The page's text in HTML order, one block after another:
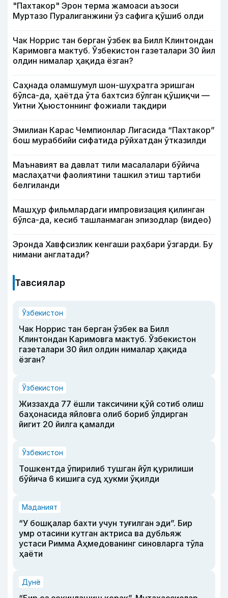
"Пахтакор" Эрон терма жамоаси аъзоси
Муртазо Пуралиганжини ўз сафига қўшиб олди
Чак Норрис тан берган ўзбек ва Билл Клинтондан
Каримовга мактуб. Ўзбекистон газеталари 30 йил
олдин нималар ҳақида ёзган?
Саҳнада оламшумул шон-шуҳратга эришган
бўлса-да, ҳаётда ўта бахтсиз бўлган қўшиқчи —
Уитни Ҳьюстоннинг фожиали тақдири
Эмилиан Карас Чемпионлар Лигасида “Пахтакор”
бош мураббийи сифатида рўйхатдан ўтказилди
Маънавият ва давлат тили масалалари бўйича
маслаҳатчи фаолиятини ташкил этиш тартиби
белгиланди
Машҳур фильмлардаги импровизация қилинган
бўлса-да, кесиб ташланмаган эпизодлар (видео)
Эронда Хавфсизлик кенгаши раҳбари ўзгарди. Бу
нимани англатади?
Тавсиялар
Ўзбекистон
Чак Норрис тан берган ўзбек ва Билл
Клинтондан Каримовга мактуб. Ўзбекистон
газеталари 30 йил олдин нималар ҳақида
ёзган?
Ўзбекистон
Жиззахда 77 ёшли таксичини қўй сотиб олиш
баҳонасида яйловга олиб бориб ўлдирган
йигит 20 йилга қамалди
Ўзбекистон
Тошкентда ўпирилиб тушган йўл қурилиши
бўйича 6 кишига суд ҳукми ўқилди
Маданият
“У бошқалар бахти учун туғилган эди”. Бир
умр отасини кутган актриса ва дубльяж
устаси Римма Аҳмедованинг синовларга тўла
ҳаёти
Дунё